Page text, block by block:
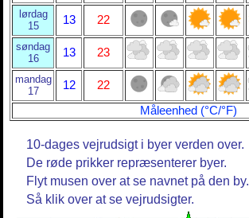
lørdag
15
13 22
søndag
16
13 23
mandag
17
12
22
Måleenhed (°C/°F)
10-dages vejrudsigt i byer verden over.
De røde prikker repræsenterer byer.
Flyt musen over at se navnet på den by.
Så klik over at se vejrudsigter.